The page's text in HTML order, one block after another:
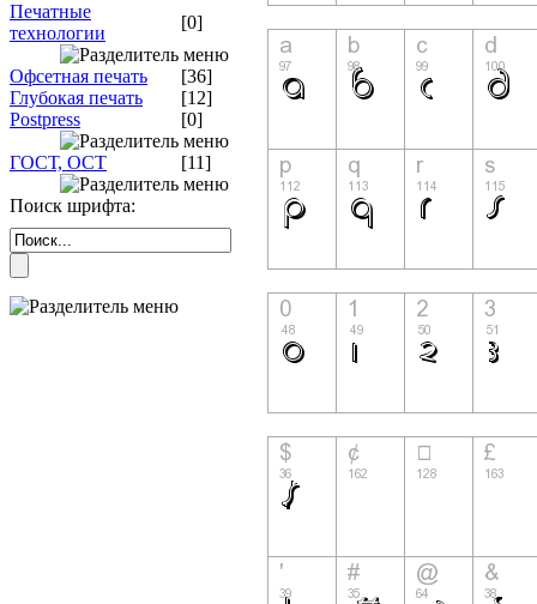
Печатные
технологии
[0]
Офсетная печать
[36]
Глубокая печать
[12]
Postpress
[0]
ГОСТ, ОСТ [11]
Поиск шрифта: